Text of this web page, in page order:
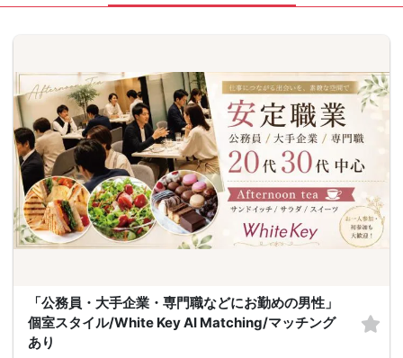
「公務員・大手企業・専門職などにお勤めの男性」
個室スタイル/White Key AI Matching/マッチング
あり